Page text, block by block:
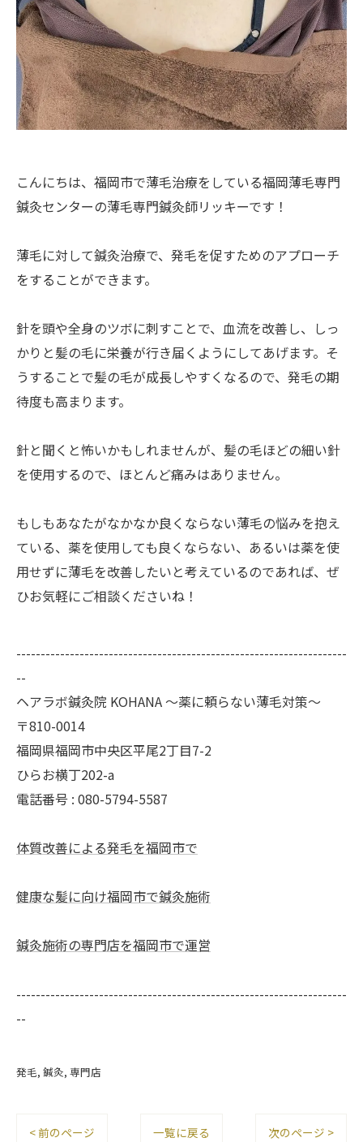
こんにちは、福岡市で薄毛治療をしている福岡薄毛専門
鍼灸センターの薄毛専門鍼灸師リッキーです！
薄毛に対して鍼灸治療で、発毛を促すためのアプローチ
をすることができます。
針を頭や全身のツボに刺すことで、血流を改善し、しっ
かりと髪の毛に栄養が行き届くようにしてあげます。そ
うすることで髪の毛が成長しやすくなるので、発毛の期
待度も高まります。
針と聞くと怖いかもしれませんが、髪の毛ほどの細い針
を使用するので、ほとんど痛みはありません。
もしもあなたがなかなか良くならない薄毛の悩みを抱え
ている、薬を使用しても良くならない、あるいは薬を使
用せずに薄毛を改善したいと考えているのであれば、ぜ
ひお気軽にご相談くださいね！
--------------------------------------------------------------------
--
ヘアラボ鍼灸院 KOHANA 〜薬に頼らない薄毛対策〜
〒810-0014
福岡県福岡市中央区平尾2丁目7-2
ひらお横丁202-a
電話番号 : 080-5794-5587
体質改善による発毛を福岡市で
健康な髪に向け福岡市で鍼灸施術
鍼灸施術の専門店を福岡市で運営
--------------------------------------------------------------------
--
発毛 鍼灸 専門店
< 前のページ 一覧に戻る 次のページ >